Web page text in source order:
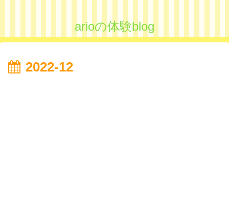
arioの体験blog
2022-12